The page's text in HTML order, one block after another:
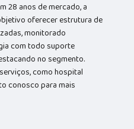
28 anos de mercado, a
oferecer estrutura de
monitorado
com todo suporte
no segmento.
como hospital
conosco para mais